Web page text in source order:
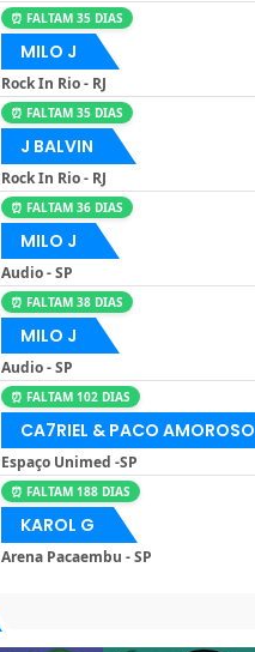
⏰ FALTAM 35 DIAS
MILO J
Rock In Rio - RJ
⏰ FALTAM 35 DIAS
J BALVIN
Rock In Rio - RJ
⏰ FALTAM 36 DIAS
MILO J
Audio - SP
⏰ FALTAM 38 DIAS
MILO J
Audio - SP
⏰ FALTAM 102 DIAS
CA7RIEL & PACO AMOROSO
Espaço Unimed -SP
⏰ FALTAM 188 DIAS
KAROL G
Arena Pacaembu - SP